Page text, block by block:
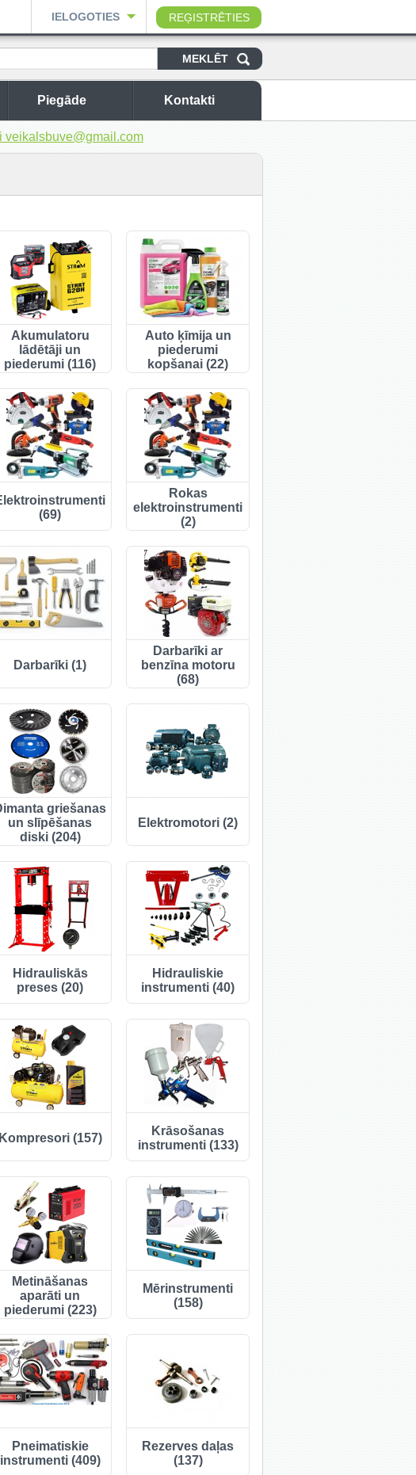
IELOGOTIES REĢISTRĒTIES
Piegāde Kontakti
veikalsbuve@gmail.com
Akumulatoru
lādētāji un
piederumi (116)
Auto ķīmija un
piederumi
kopšanai (22)
(69)
Rokas
elektroinstrumenti
(2)
Darbarīki (1)
Darbarīki ar
benzīna motoru
(68)
griešanas
un slīpēšanas
diski (204)
Elektromotori (2)
Hidrauliskās
preses (20)
Hidrauliskie
instrumenti (40)
Kompresori (157)
Krāsošanas
instrumenti (133)
Metināšanas
aparāti un
piederumi (223)
Mērinstrumenti
(158)
Pneimatiskie
instrumenti (409)
Rezerves daļas
(137)